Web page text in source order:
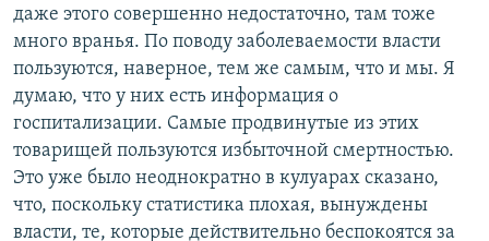
даже этого совершенно недостаточно, там тоже
много вранья. По поводу заболеваемости власти
пользуются, наверное, тем же самым, что и мы. Я
думаю, что у них есть информация о
госпитализации. Самые продвинутые из этих
товарищей пользуются избыточной смертностью.
Это уже было неоднократно в кулуарах сказано,
что, поскольку статистика плохая, вынуждены
власти, те, которые действительно беспокоятся за